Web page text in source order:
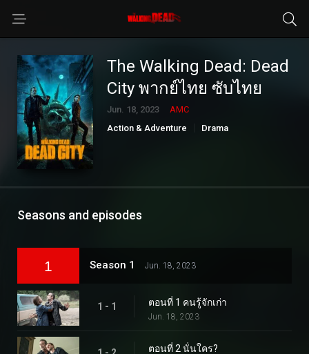
The Walking Dead: Dead
City พากย์ไทย ซับไทย
Jun. 18, 2023
AMC
Action & Adventure
Drama
Seasons and episodes
1 Season 1 Jun. 18, 2023
1 - 1 ตอนที่ 1 คนรู้จักเก่า
Jun. 18, 2023
ตอนที่ 2 นั่นใคร?